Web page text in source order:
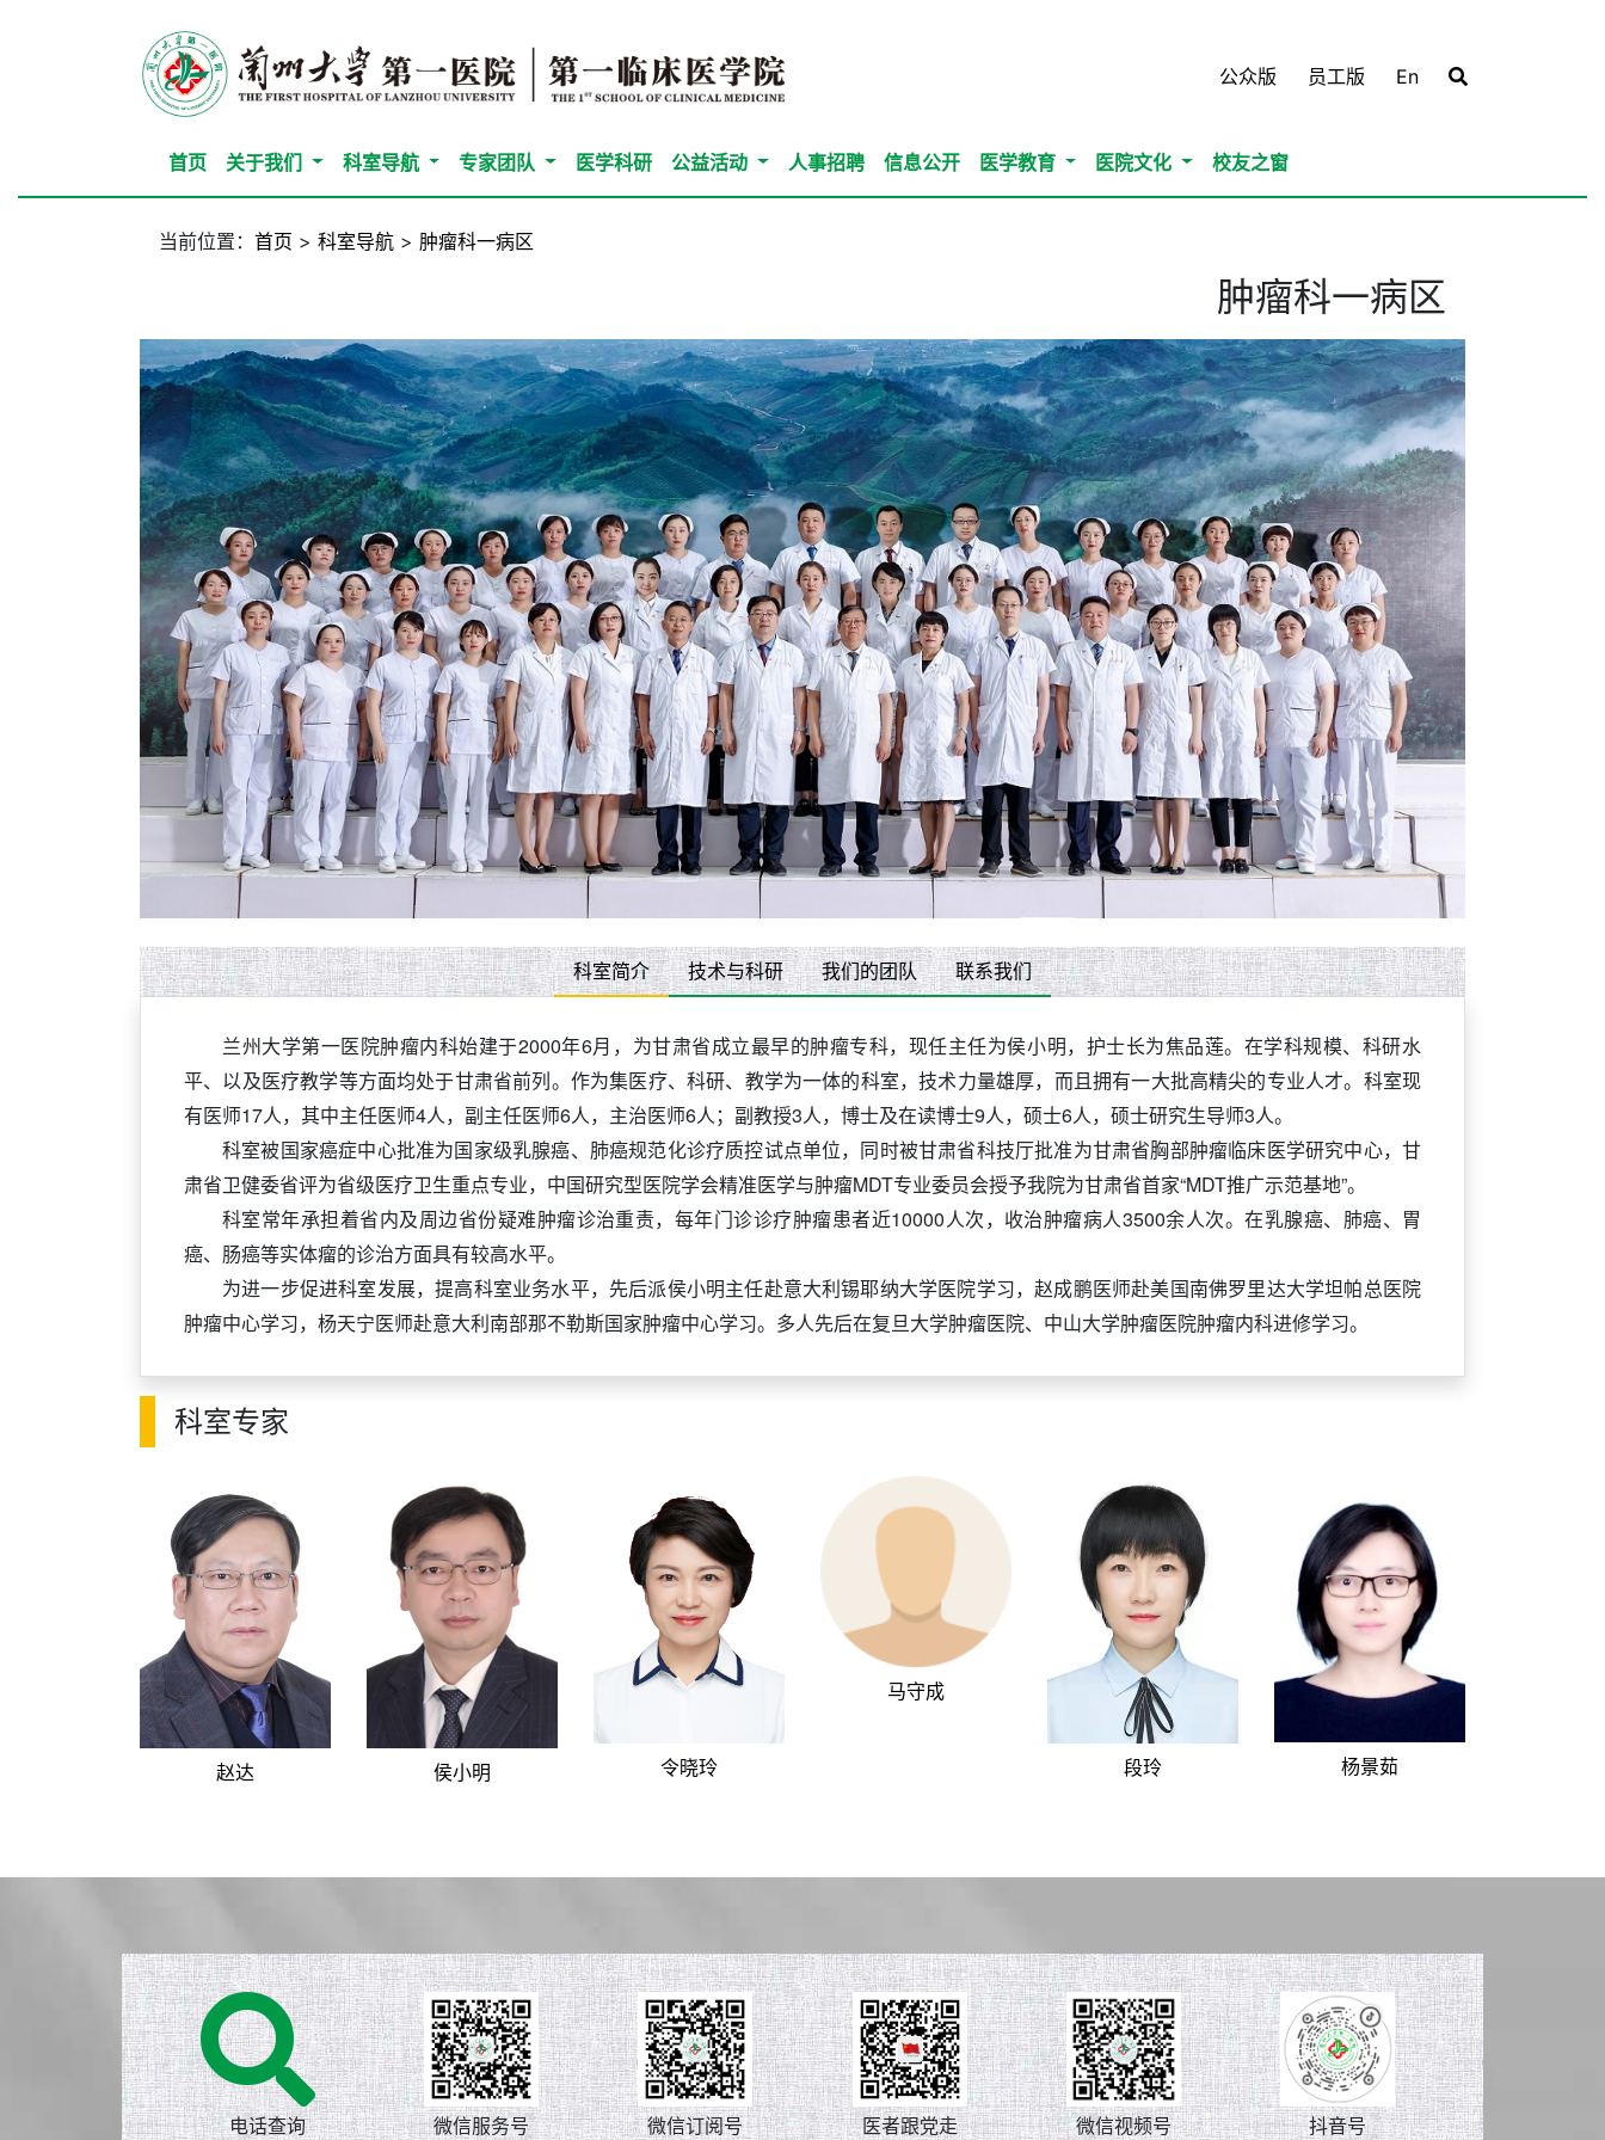
En
员工版
公众版
首页 关于我们 科室导航 专家团队 医学科研 公益活动 人事招聘 信息公开 医学教育 医院文化 校友之窗
当前位置： 首页 > 科室导航 > 肿瘤科一病区
肿瘤科一病区
科室简介 技术与科研 我们的团队 联系我们
兰州大学第一医院肿瘤内科始建于2000年6月，为甘肃省成立最早的肿瘤专科，现任主任为侯小明，护士长为焦品莲。在学科规模、科研水
平、以及医疗教学等方面均处于甘肃省前列。作为集医疗、科研、教学为一体的科室，技术力量雄厚，而且拥有一大批高精尖的专业人才。科室现
有医师17人，其中主任医师4人，副主任医师6人，主治医师6人；副教授3人，博士及在读博士9人，硕士6人，硕士研究生导师3人。
科室被国家癌症中心批准为国家级乳腺癌、肺癌规范化诊疗质控试点单位，同时被甘肃省科技厅批准为甘肃省胸部肿瘤临床医学研究中心，甘
肃省卫健委省评为省级医疗卫生重点专业，中国研究型医院学会精准医学与肿瘤MDT专业委员会授予我院为甘肃省首家“MDT推广示范基地”。
科室常年承担着省内及周边省份疑难肿瘤诊治重责，每年门诊诊疗肿瘤患者近10000人次，收治肿瘤病人3500余人次。在乳腺癌、肺癌、胃
癌、肠癌等实体瘤的诊治方面具有较高水平。
为进一步促进科室发展，提高科室业务水平，先后派侯小明主任赴意大利锡耶纳大学医院学习，赵成鹏医师赴美国南佛罗里达大学坦帕总医院
肿瘤中心学习，杨天宁医师赴意大利南部那不勒斯国家肿瘤中心学习。多人先后在复旦大学肿瘤医院、中山大学肿瘤医院肿瘤内科进修学习。
科室专家
赵达 侯小明 令晓玲
马守成
段玲 杨景茹
电话查询 微信服务号 微信订阅号 医者跟党走 微信视频号 抖音号